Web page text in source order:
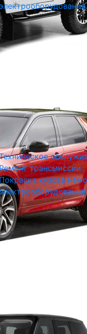
электрооборудования
трансмиссии
кузова